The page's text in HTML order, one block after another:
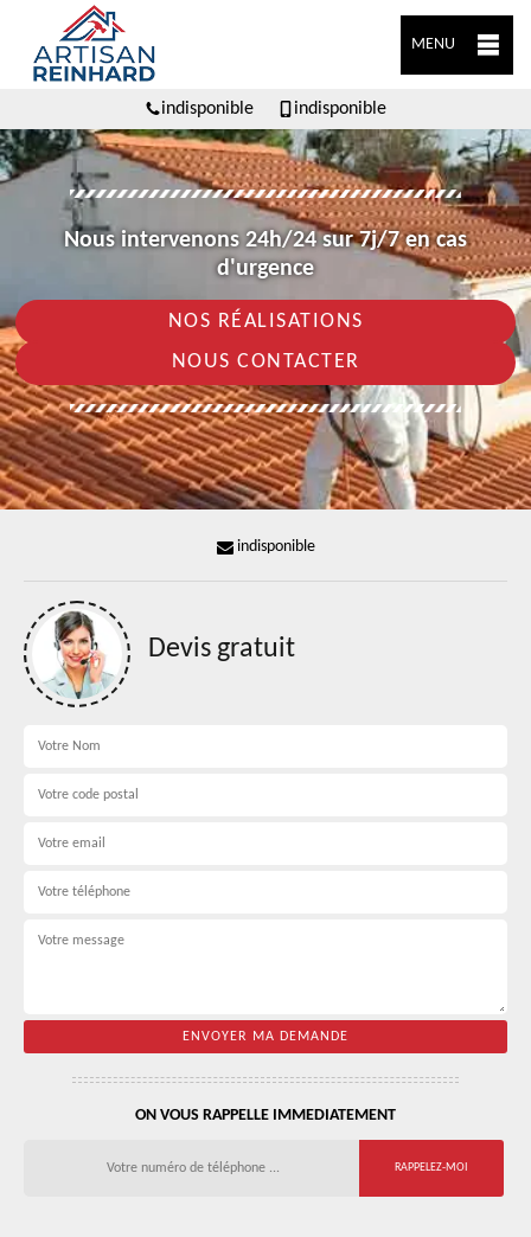
MENU
indisponible indisponible
Nous intervenons 24h/24 sur 7j/7 en cas
d'urgence
NOS RÉALISATIONS
NOUS CONTACTER
indisponible
Devis gratuit
ON VOUS RAPPELLE IMMEDIATEMENT